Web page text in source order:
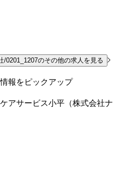
のその他の求人を見る
報をピックアップ
アサービス小平（株式会社ナ